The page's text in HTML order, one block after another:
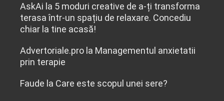
AskAi la 5 moduri creative de a-ți transforma
terasa într-un spațiu de relaxare. Concediu
chiar la tine acasă!
Advertoriale.pro la Managementul anxietatii
prin terapie
Faude la Care este scopul unei sere?